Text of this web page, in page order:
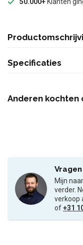
50.000+ Klanten
Specificaties
Anderen kochten
Mijn
verder.
verkoop
of+31